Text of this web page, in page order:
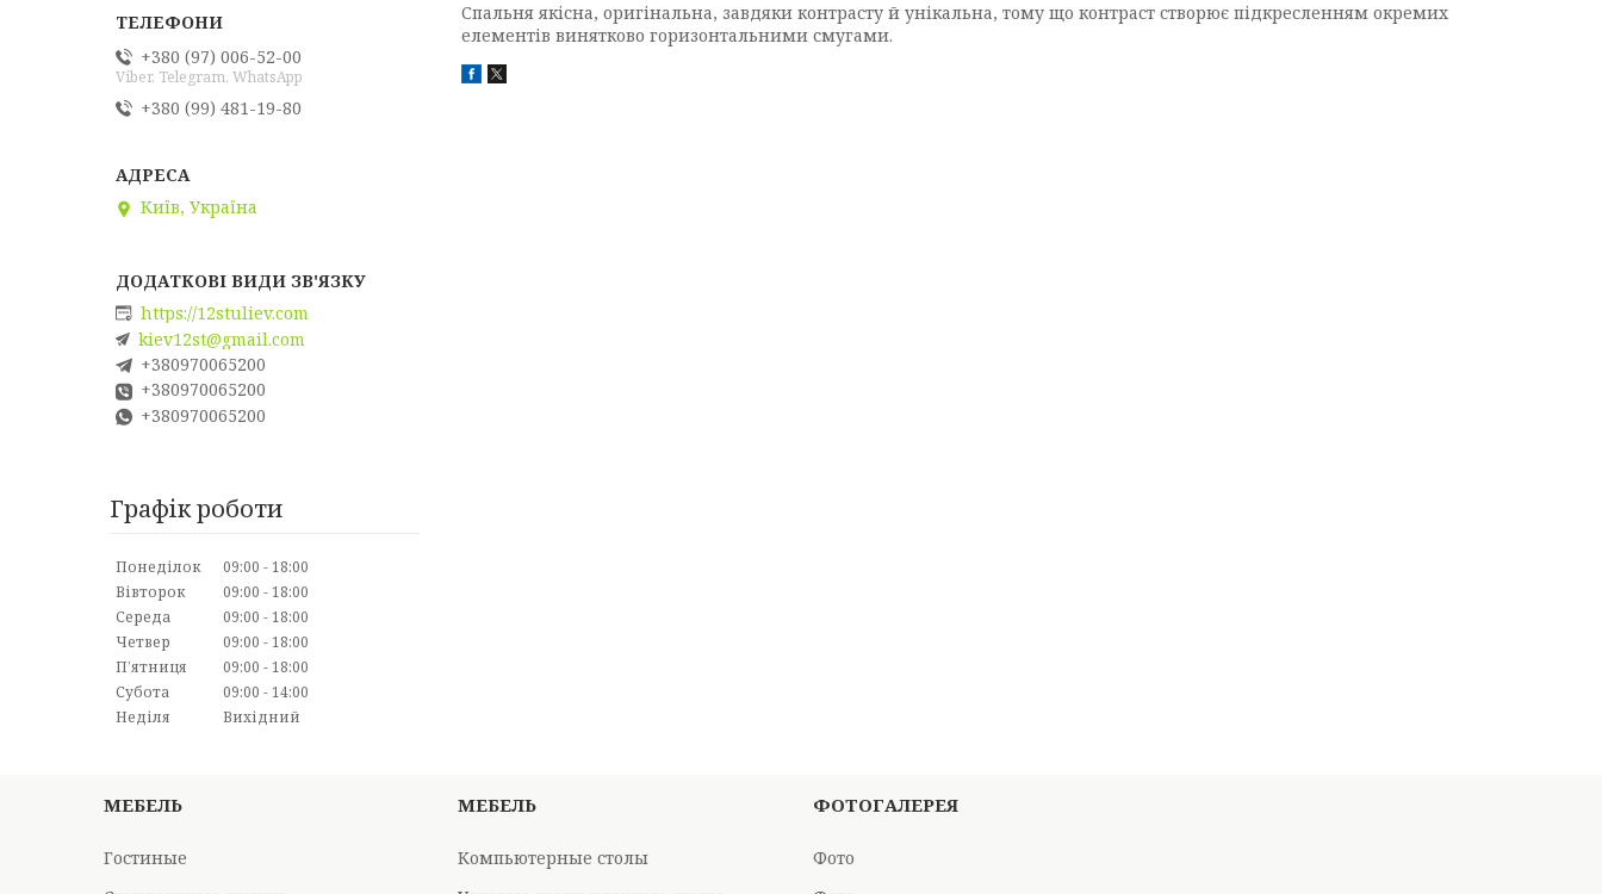
Спальня якісна, оригінальна, завдяки контрасту й унікальна, тому що контраст створює підкресленням окремих
елементів винятково горизонтальними смугами.
+380 (97) 006-52-00
Viber, Telegram, WhatsApp
+380 (99) 481-19-80
Київ, Україна
https://12stuliev.com
kiev12st@gmail.com
+380970065200
+380970065200
+380970065200
Графік роботи
Понеділок 09:00
18:00
Вівторок
09:00
18:00
Середа
09:00
18:00
Четвер
09:00
18:00
Пʼятниця
09:00
18:00
Субота
09:00
14:00
Неділя
Вихідний
МЕБЕЛЬ
Гостиные
МЕБЕЛЬ
Компьютерные столы
ФОТОГАЛЕРЕЯ
Фото